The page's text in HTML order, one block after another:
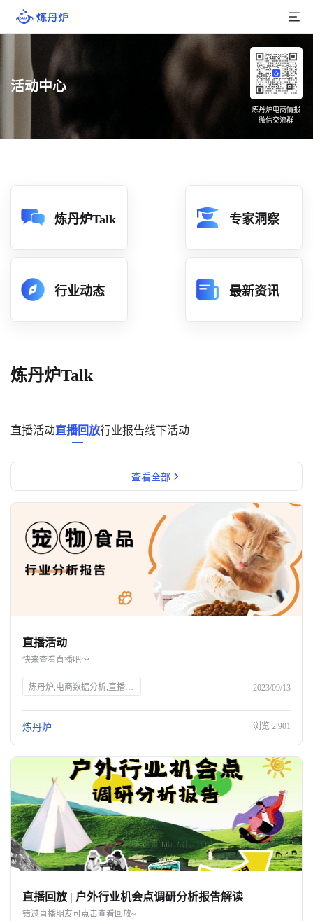
产品介绍
品牌数据
店铺数据
分析
数据中心
消费者说
解决方案
金融市场解决方案
电商解决方案
资源中心
关于我们
公司介绍
商机推荐
活动中心
炼丹炉电商情报
微信交流群
炼丹炉Talk 专家洞察
行业动态 最新资讯
炼丹炉Talk
直播活动直播回放行业报告线下活动
查看全部
直播活动
快来查看直播吧～
炼丹炉,电商数据分析,直播行业解读,宠物行业解读,知衣科技,AI大数据,服装AI 2023/09/13
炼丹炉 浏览 2,901
直播回放 | 户外行业机会点调研分析报告解读
错过直播朋友可点击查看回放~